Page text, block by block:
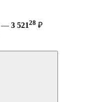
— 3 52128 ₽